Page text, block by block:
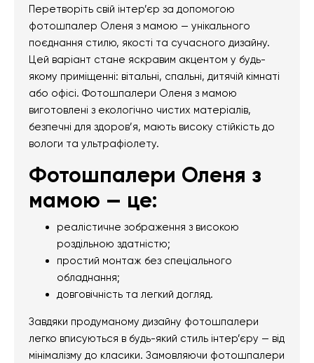
Перетворіть свій інтер’єр за допомогою
фотошпалер Оленя з мамою — унікального
поєднання стилю, якості та сучасного дизайну.
Цей варіант стане яскравим акцентом у будь-
якому приміщенні: вітальні, спальні, дитячій кімнаті
або офісі. Фотошпалери Оленя з мамою
виготовлені з екологічно чистих матеріалів,
безпечні для здоров’я, мають високу стійкість до
вологи та ультрафіолету.
Фотошпалери Оленя з
мамою — це:
реалістичне зображення з високою
роздільною здатністю;
простий монтаж без спеціального
обладнання;
довговічність та легкий догляд.
Завдяки продуманому дизайну фотошпалери
легко вписуються в будь-який стиль інтер’єру — від
мінімалізму до класики. Замовляючи фотошпалери